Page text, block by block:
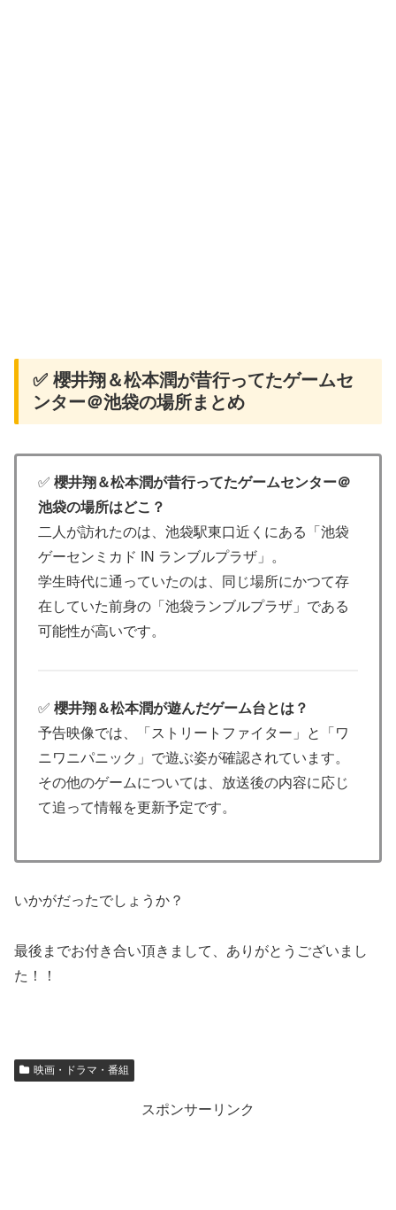
✅ 櫻井翔＆松本潤が昔行ってたゲームセ
ンター＠池袋の場所まとめ
✅ 櫻井翔＆松本潤が昔行ってたゲームセンター＠
池袋の場所はどこ？
二人が訪れたのは、池袋駅東口近くにある「池袋
ゲーセンミカド IN ランブルプラザ」。
学生時代に通っていたのは、同じ場所にかつて存
在していた前身の「池袋ランブルプラザ」である
可能性が高いです。
✅ 櫻井翔＆松本潤が遊んだゲーム台とは？
予告映像では、「ストリートファイター」と「ワ
ニワニパニック」で遊ぶ姿が確認されています。
その他のゲームについては、放送後の内容に応じ
て追って情報を更新予定です。
いかがだったでしょうか？
最後までお付き合い頂きまして、ありがとうございまし
た！！
映画・ドラマ・番組
スポンサーリンク